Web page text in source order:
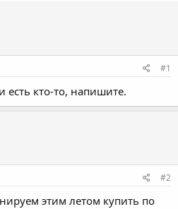
#1
есть кто-то, напишите.
#2
этим летом купить по